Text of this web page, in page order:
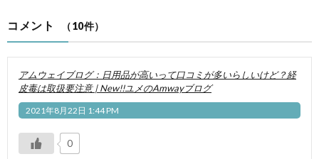
コメント （10件）
アムウェイブログ：日用品が高いって口コミが多いらしいけど？経
皮毒は取扱要注意 | New!!ユメのAmwayブログ
2021年8月22日 1:44 PM
0